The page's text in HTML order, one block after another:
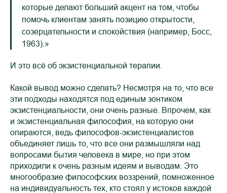
которые делают больший акцент на том, чтобы
помочь клиентам занять позицию открытости,
созерцательности и спокойствия (например, Босс,
1963).»
И это всё об экзистенциальной терапии.
Какой вывод можно сделать? Неcмотря на то, что все
эти подходы находятся под единым зонтиком
экзистенциальности, они очень разные. Впрочем, как
и экзистенциальная философия, на которую они
опираются, ведь философов-экзистенциалистов
объединяет лишь то, что все они размышляли над
вопросами бытия человека в мире, но при этом
приходили к очень разным идеям и выводам. Это
многообразие философских воззрений, помноженное
на индивидуальность тех, кто стоял у истоков каждой